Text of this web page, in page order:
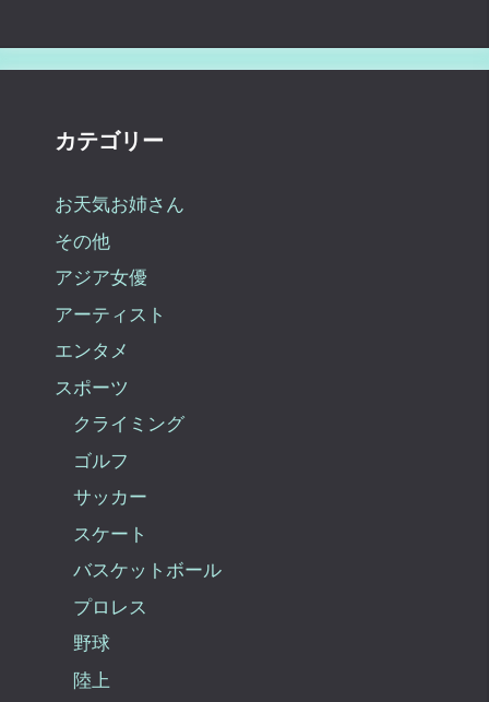
カテゴリー
お天気お姉さん
その他
アジア女優
アーティスト
エンタメ
スポーツ
クライミング
ゴルフ
サッカー
スケート
バスケットボール
プロレス
野球
陸上